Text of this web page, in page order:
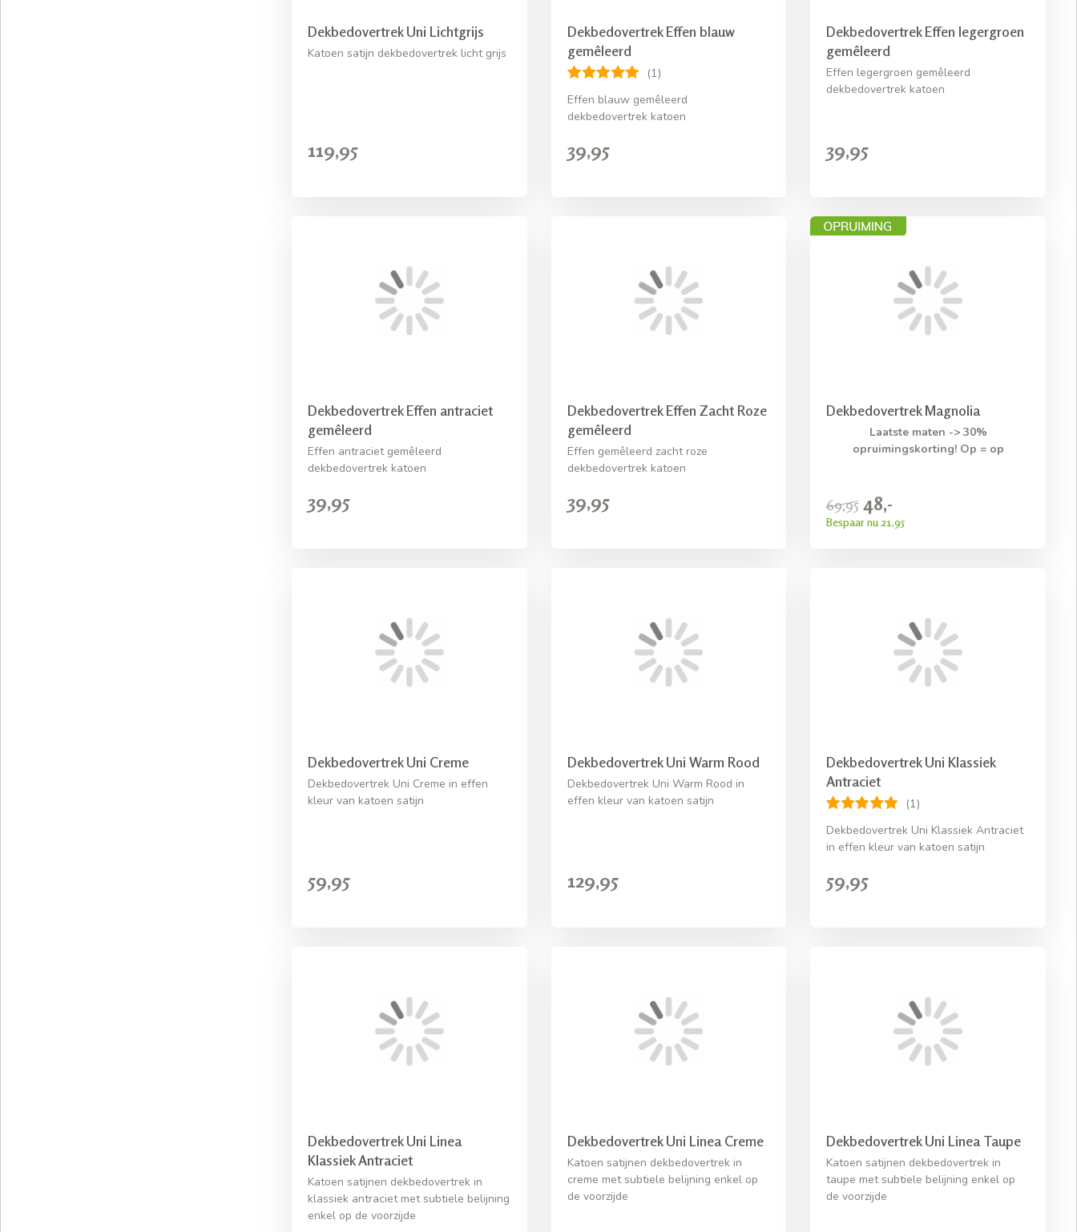
Dekbedovertrek Uni Lichtgrijs
Katoen satijn dekbedovertrek licht grijs
119,95
Dekbedovertrek Effen blauw
gemêleerd
(1)
Effen blauw gemêleerd
dekbedovertrek katoen
39,95
Dekbedovertrek Effen legergroen
gemêleerd
Effen legergroen gemêleerd
dekbedovertrek katoen
39,95
Dekbedovertrek Effen antraciet
gemêleerd
Effen antraciet gemêleerd
dekbedovertrek katoen
39,95
Dekbedovertrek Effen Zacht Roze
gemêleerd
Effen gemêleerd zacht roze
dekbedovertrek katoen
39,95
Dekbedovertrek Magnolia
Laatste maten -> 30%
opruimingskorting! Op = op
69,95 48,-
Bespaar nu 21,95
Dekbedovertrek Uni Creme
Dekbedovertrek Uni Creme in effen
kleur van katoen satijn
59,95
Dekbedovertrek Uni Warm Rood
Dekbedovertrek Uni Warm Rood in
effen kleur van katoen satijn
129,95
Dekbedovertrek Uni Klassiek
Antraciet
(1)
Dekbedovertrek Uni Klassiek Antraciet
in effen kleur van katoen satijn
59,95
Dekbedovertrek Uni Linea
Klassiek Antraciet
Katoen satijnen dekbedovertrek in
klassiek antraciet met subtiele belijning
enkel op de voorzijde
Dekbedovertrek Uni Linea Creme
Katoen satijnen dekbedovertrek in
creme met subtiele belijning enkel op
de voorzijde
Dekbedovertrek Uni Linea Taupe
Katoen satijnen dekbedovertrek in
taupe met subtiele belijning enkel op
de voorzijde